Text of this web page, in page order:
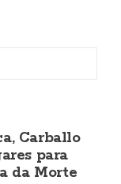
Carballo
para
da Morte